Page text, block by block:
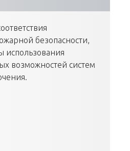
безопасности,
использования
возможностей систем